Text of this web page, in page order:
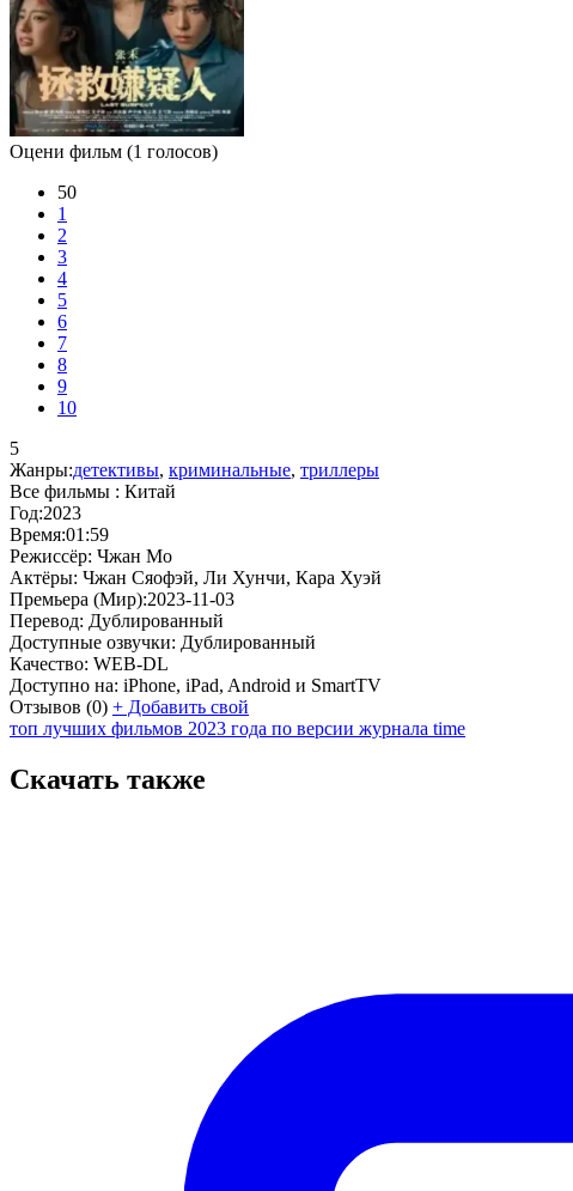
Оцени фильм (1 голосов)
50
1
2
3
4
5
6
7
8
9
10
5
Жанры:детективы, криминальные, триллеры
Все фильмы : Китай
Год:2023
Время:01:59
Режиссёр: Чжан Мо
Актёры: Чжан Сяофэй, Ли Хунчи, Кара Хуэй
Премьера (Мир):2023-11-03
Перевод: Дублированный
Доступные озвучки: Дублированный
Качество: WEB-DL
Доступно на: iPhone, iPad, Android и SmartTV
Отзывов (0) + Добавить свой
топ лучших фильмов 2023 года по версии журнала time
Скачать также